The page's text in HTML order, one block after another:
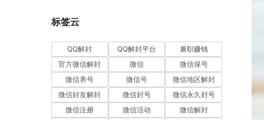
标签云
QQ解封 QQ解封平台
兼职赚钱
官方微信解封
微信
微信保号
微信养号
微信号
微信地区解封
微信好友解封
微信封号
微信永久封号
微信注册
微信活动
微信解封